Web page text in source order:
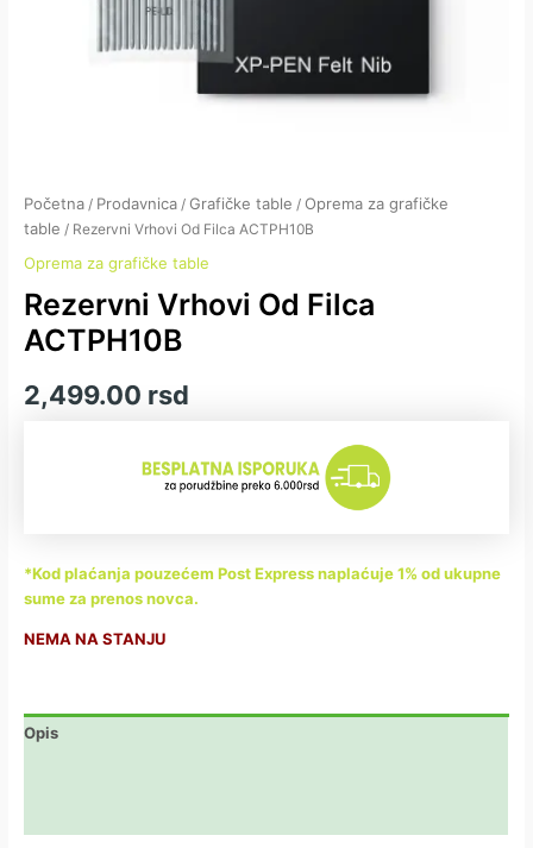
Početna / Prodavnica /Grafičke table /Oprema za grafičke
table / Rezervni Vrhovi Od Filca ACTPH10B
Oprema za grafičke table
Rezervni Vrhovi Od Filca
ACTPH10B
2,499.00 rsd
*Kod plaćanja pouzećem Post Express naplaćuje 1% od ukupne
sume za prenos novca.
NEMA NA STANJU
Opis